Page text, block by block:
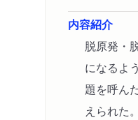
内容紹介
脱原発・
になるよ
題を呼ん
えられた